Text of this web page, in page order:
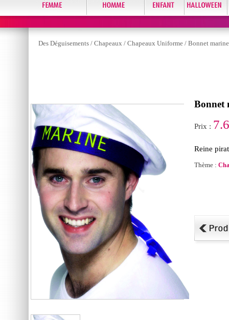
Des Déguisements / Chapeaux / Chapeaux Uniforme / Bonnet
Bonnet
Prix :
Reine
Thème :